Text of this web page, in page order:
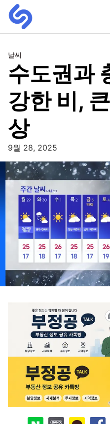
날씨
수도권과
강한 비,
상
9월 28, 2025